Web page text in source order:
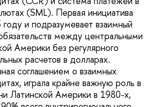
(SML). Первая инициатива
и подразумевает взаимный
между центральными
Америки без регулярного
расчетов в долларах.
соглашением о взаимных
играла крайне важную роль в
Латинской Америки в 1980-х,